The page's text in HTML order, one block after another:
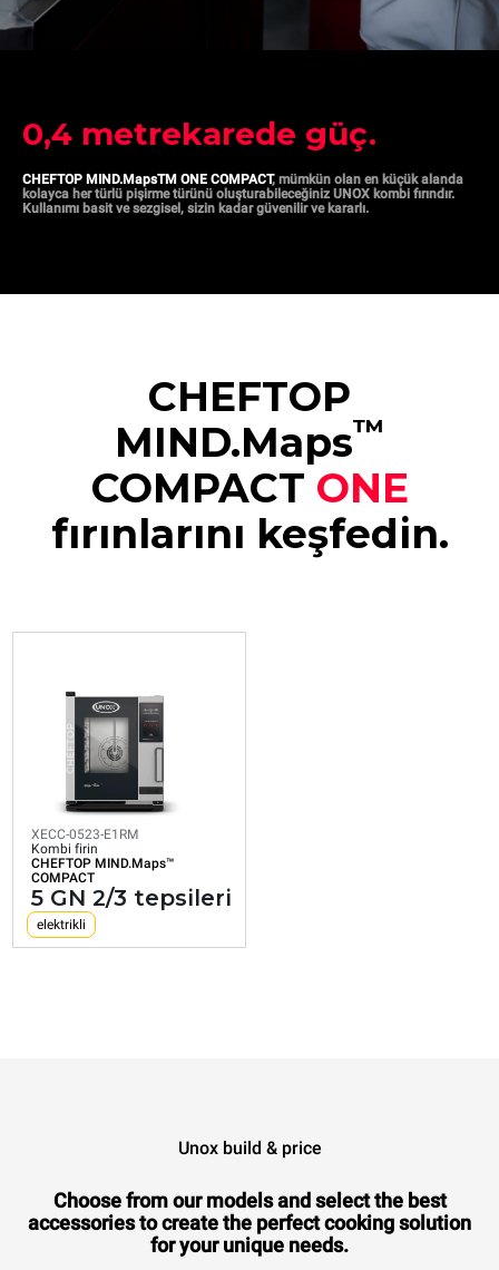
0,4 metrekarede güç.
CHEFTOP MIND.MapsTM ONE COMPACT, mümkün olan en küçük alanda
kolayca her türlü pişirme türünü oluşturabileceğiniz UNOX kombi fırındır.
Kullanımı basit ve sezgisel, sizin kadar güvenilir ve kararlı.
CHEFTOP
MIND.Maps™
COMPACT ONE
fırınlarını keşfedin.
Kombi firin
CHEFTOP MIND.Maps™
COMPACT
5 GN 2/3 tepsileri
elektrikli
kWh tükatimi: 20,7 kWh/gün
CO2 emilimi: 0 Kg CO2/Gün
XECC-0523-E1RM
Kombi firin
CHEFTOP MIND.Maps™
COMPACT
5 GN 2/3 tepsileri
elektrikli
Unox build & price
Choose from our models and select the best
accessories tocreate the perfect cooking solution
for your unique needs.